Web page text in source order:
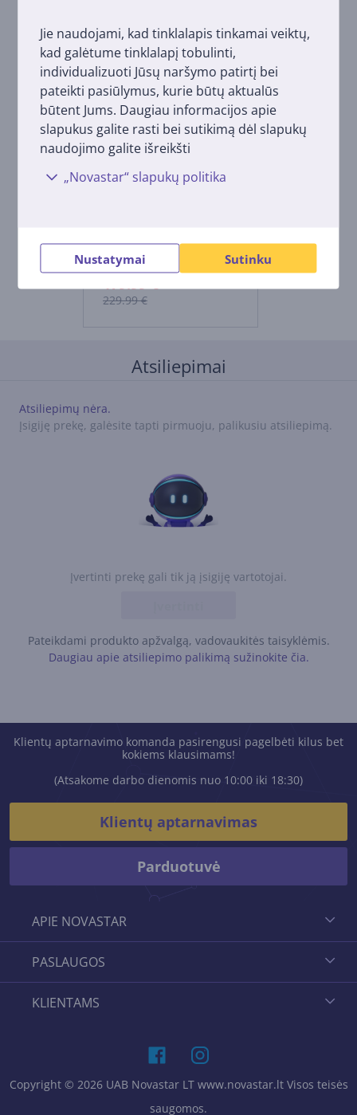
Jie naudojami, kad tinklalapis tinkamai veiktų,
kad galėtume tinklalapį tobulinti,
individualizuoti Jūsų naršymo patirtį bei
pateikti pasiūlymus, kurie būtų aktualūs
būtent Jums. Daugiau informacijos apie
slapukus galite rasti bei sutikimą dėl slapukų
naudojimo galite išreikšti
„Novastar“ slapukų politika
Nustatymai Sutinku
Ninja 5-in-1, 1760 W,
EG351EU
Kaina su nuolaida:
179.99 €
229.99 €
Atsiliepimai
Įvertinti prekę gali tik ją įsigiję vartotojai.
Pateikdami produkto apžvalgą, vadovaukitės taisyklėmis.
Daugiau apie atsiliepimo palikimą sužinokite čia.
Atsiliepimų nėra.
Įsigiję prekę, galėsite tapti pirmuoju, palikusiu atsiliepimą.
APIE NOVASTAR
PASLAUGOS
KLIENTAMS
Klientų aptarnavimo komanda pasirengusi pagelbėti kilus bet
kokiems klausimams!
(Atsakome darbo dienomis nuo 10:00 iki 18:30)
Klientų aptarnavimas
Parduotuvė
Copyright © 2026 UAB Novastar LT www.novastar.lt Visos teisės
saugomos.